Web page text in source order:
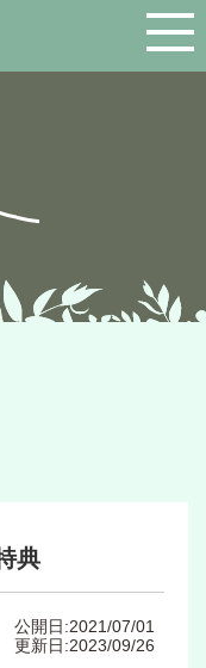
典
公開日:2021/07/01
更新日:2023/09/26